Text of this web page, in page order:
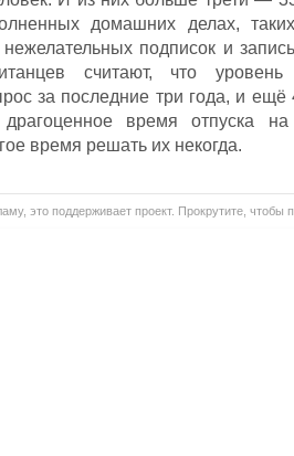
домашних делах,
подписок и
считают, что уровень
за последние три года, и ещё
время отпуска
время решать их некогда.
это поддерживает проект. Прокрутите, чтобы